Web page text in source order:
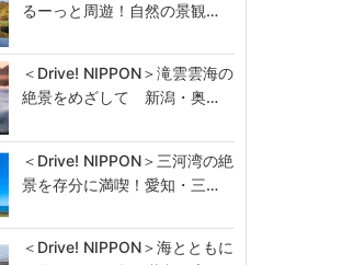
るーっと周遊！自然の景観…
＜Drive! NIPPON＞滝雲雲海の
絶景をめざして 新潟・奥…
＜Drive! NIPPON＞三河湾の絶
景を存分に満喫！愛知・三…
＜Drive! NIPPON＞海とともに